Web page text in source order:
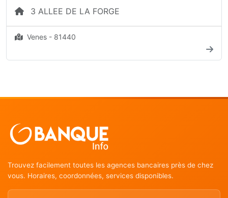
3 ALLEE DE LA FORGE
Venes - 81440
Trouvez facilement toutes les agences bancaires près de chez
vous. Horaires, coordonnées, services disponibles.